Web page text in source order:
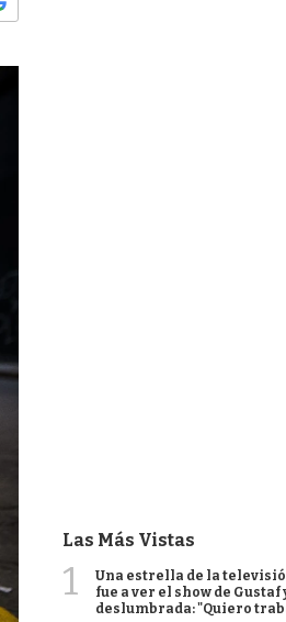
Las Más Vistas
1
Una estrella de la
fue a ver el show de Gustaf
deslumbrada: "Quiero